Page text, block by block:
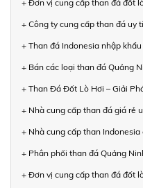
+ Đơn vị cung cấp than đá đốt
+ Công ty cung cấp than đá uy
+ Than đá Indonesia nhập
+ Bán các loại than đá Quảng
+ Than Đá Đốt Lò Hơi – Giải
+ Nhà cung cấp than đá giá rẻ
+ Nhà cung cấp than
+ Phân phối than đá Quảng
+ Đơn vị cung cấp than đá đốt